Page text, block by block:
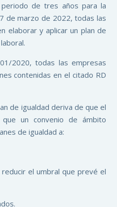
de tres años para la
de marzo de 2022, todas las
elaborar y aplicar un plan de
2020, todas las empresas
contenidas en el citado RD
de igualdad deriva de que el
un convenio de ámbito
de igualdad a:
el umbral que prevé el